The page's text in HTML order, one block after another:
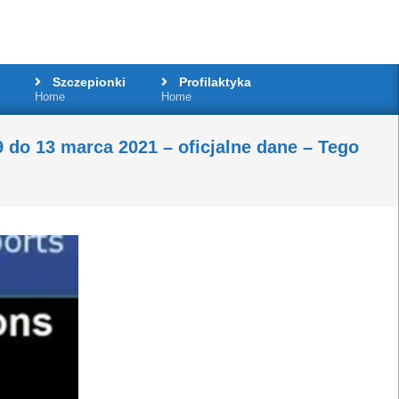
Szczepionki
Home
Profilaktyka
Home
13 marca 2021 – oficjalne dane – Tego